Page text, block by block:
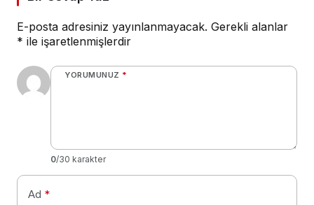
E-posta adresiniz yayınlanmayacak. Gerekli alanlar
* ile işaretlenmişlerdir
YORUMUNUZ *
0/30 karakter
Ad *